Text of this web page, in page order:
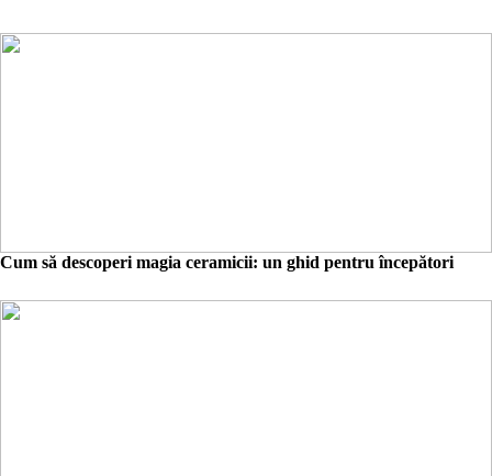
Cum să descoperi magia ceramicii: un ghid pentru începători